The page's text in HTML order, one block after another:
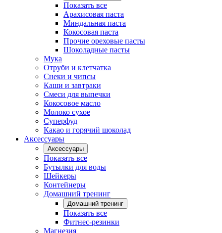
Показать все
Арахисовая паста
Миндальная паста
Кокосовая паста
Прочие ореховые пасты
Шоколадные пасты
Мука
Отруби и клетчатка
Снеки и чипсы
Каши и завтраки
Смеси для выпечки
Кокосовое масло
Молоко сухое
Суперфуд
Какао и горячий шоколад
Аксессуары
Аксессуары
Показать все
Бутылки для воды
Шейкеры
Контейнеры
Домашний тренинг
Домашний тренинг
Показать все
Фитнес-резинки
Магнезия